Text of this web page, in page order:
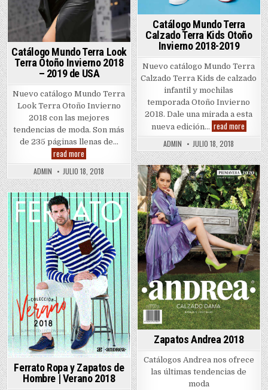
Catálogo Mundo Terra
Calzado Terra Kids Otoño
Invierno 2018-2019
Nuevo catálogo Mundo Terra
Calzado Terra Kids de calzado
infantil y mochilas
temporada Otoño Invierno
2018. Dale una mirada a esta
nueva edición… read more
Mundo
Terra
Calzado
Terra
Kids
Otoño
Invierno
2018-
2019
ADMIN JULIO 18, 2018
Catálogo Mundo Terra Look
Terra Otoño Invierno 2018
– 2019 de USA
Nuevo catálogo Mundo Terra
Look Terra Otoño Invierno
2018 con las mejores
tendencias de moda. Son más
de 235 páginas llenas de…
read more
Mundo
Terra
Look
Terra
Otoño
Invierno
2018
–
2019
de
USA
ADMIN JULIO 18, 2018
Posted
in
Zapatos Andrea 2018
Catálogos Andrea nos ofrece
las últimas tendencias de
moda
Posted
in
Ferrato Ropa y Zapatos de
Hombre | Verano 2018